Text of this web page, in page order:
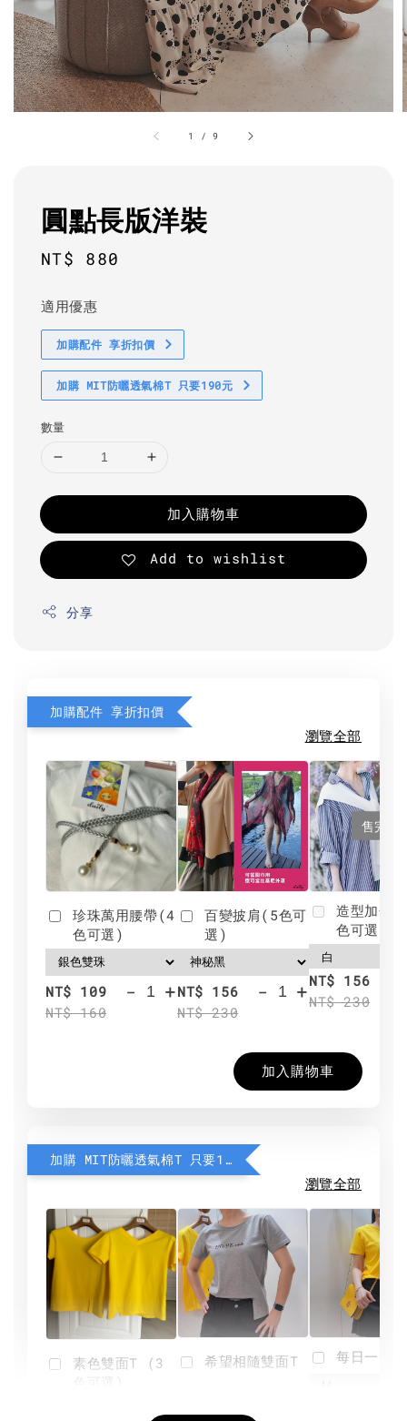
1 /9
圓點長版洋裝
Regular
NT$ 880
適用優惠
加購配件 享折扣價
加購 MIT防曬透氣棉T 只要190元
數量
加入購物車
Add to wishlist
分享
加購配件 享折扣價
瀏覽全部
珍珠萬用腰帶(4
色可選)
NT$ 109
NT$ 160
- +
百變披肩(5色可
選)
NT$ 156
NT$ 230
- +
售完
造型加分
色可選)
NT$ 156
NT$ 230
加入購物車
加購 MIT防曬透氣棉T 只要190元
瀏覽全部
素色雙面T (3
希望相隨雙面T 每日一笑